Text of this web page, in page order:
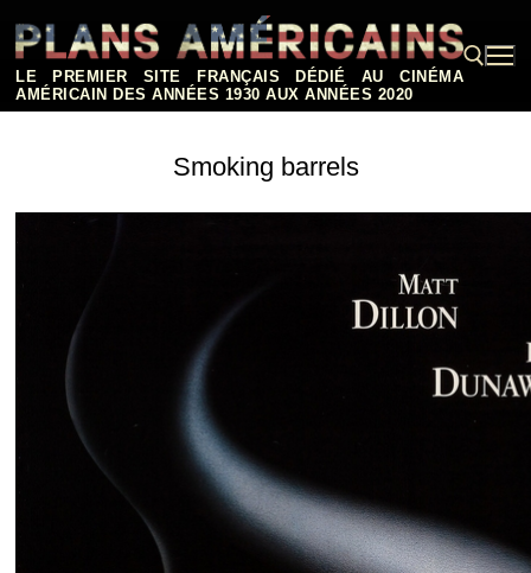
contenu
LE PREMIER SITE FRANÇAIS DÉDIÉ AU CINÉMA
AMÉRICAIN DES ANNÉES 1930 AUX ANNÉES 2020
Smoking barrels